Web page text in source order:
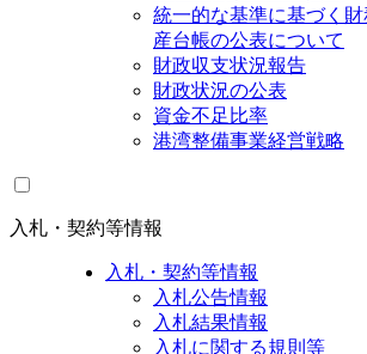
統一的な基準に基づく
産台帳の公表について
財政収支状況報告
財政状況の公表
資金不足比率
港湾整備事業経営戦略
入札・契約等情報
入札・契約等情報
入札公告情報
入札結果情報
入札に関する規則等